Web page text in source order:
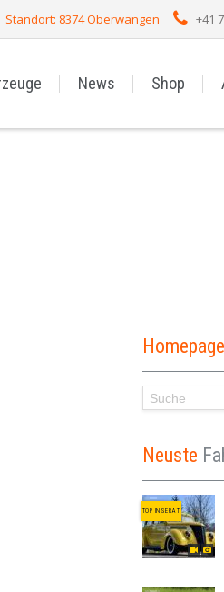
Standort: 8374 Oberwangen +41
News Shop
Homepage
Neuste
TOP INSERAT